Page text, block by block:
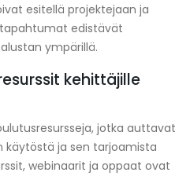
esitellä projektejaan ja
edistävät
ympärillä.
kehittäjille
jotka auttavat
ja sen tarjoamista
webinaarit ja oppaat ovat